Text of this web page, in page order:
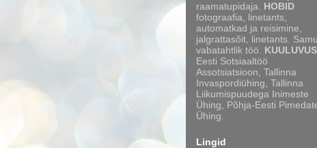
raamatupidaja. HOBID
fotograafia, linetants,
automatkad ja reisimine,
jalgrattasõit, linetants.
vabatahtlik töö. KUULUVUS
Eesti Sotsiaaltöö
Assotsiatsioon, Tallinna
Invaspordiühing, Tallinna
Liikumispuudega Inimeste
Ühing, Põhja-Eesti
Ühing.
Lingid